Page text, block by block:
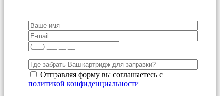
Отправляя форму вы соглашаетесь с
политикой конфиденциальности